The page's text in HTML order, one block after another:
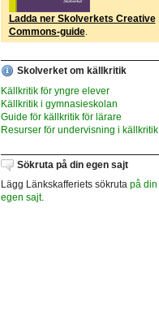
Ladda ner Skolverkets Creative
Commons-guide.
Skolverket om källkritik
Källkritik för yngre elever
Källkritik i gymnasieskolan
Guide för källkritik för lärare
Resurser för undervisning i källkritik
Sökruta på din egen sajt
Lägg Länkskafferiets sökruta på din
egen sajt.